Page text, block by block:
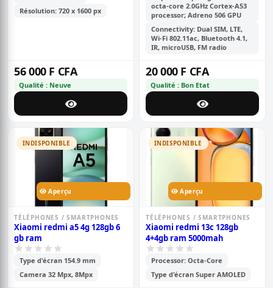
garantie 6 mois
Résolution: 720 x 1600 px
56 000 F CFA
Qualité : Neuve
batterie de 4100 mah
octa-core 2.0GHz Cortex-A53
processor; Adreno 506 GPU
Connectivity: Dual SIM, LTE,
Wi-Fi 802.11ac, Bluetooth 4.1,
IR, microUSB, FM radio
20 000 F CFA
Qualité : Bon Etat
INDISPONIBLE
Aperçu
TÉLÉPHONES / SMARTPHONES
Xiaomi redmi a5 4g 128gb 6
gb ram
Type d'écran 154.9 mm
Camera 32 Mpx, 8Mpx
INDISPONIBLE
Aperçu
TÉLÉPHONES / SMARTPHONES
Xiaomi redmi 13c 128gb
4+4gb ram 5000mah
Processor: Octa-Core
Type d'écran Super AMOLED